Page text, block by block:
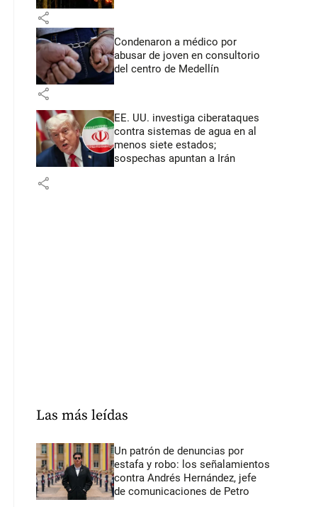
share
Condenaron a médico por
abusar de joven en consultorio
del centro de Medellín
share
EE. UU. investiga ciberataques
contra sistemas de agua en al
menos siete estados;
sospechas apuntan a Irán
share
Las más leídas
Un patrón de denuncias por
estafa y robo: los señalamientos
contra Andrés Hernández, jefe
de comunicaciones de Petro